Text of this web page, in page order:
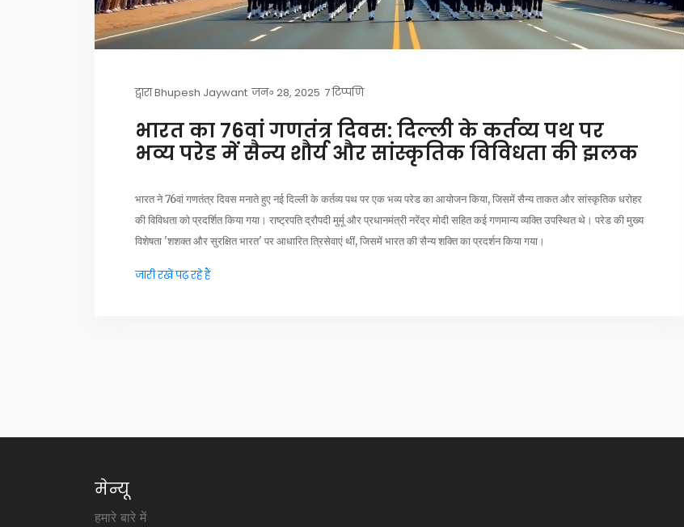
द्वाराBhupesh Jaywant जन॰ 28, 2025 7 टिप्पणि
भारत का 76वां गणतंत्र दिवस: दिल्ली के कर्तव्य पथ पर
भव्य परेड में सैन्य शौर्य और सांस्कृतिक विविधता की झलक
भारत ने 76वां गणतंत्र दिवस मनाते हुए नई दिल्ली के कर्तव्य पथ पर एक भव्य परेड का आयोजन किया, जिसमें सैन्य ताकत और सांस्कृतिक धरोहर
की विविधता को प्रदर्शित किया गया। राष्ट्रपति द्रौपदी मुर्मू और प्रधानमंत्री नरेंद्र मोदी सहित कई गणमान्य व्यक्ति उपस्थित थे। परेड की मुख्य
विशेषता 'शशक्त और सुरक्षित भारत' पर आधारित त्रिसेवाएं थीं, जिसमें भारत की सैन्य शक्ति का प्रदर्शन किया गया।
जारी रखें पढ़ रहे हैं
मेन्यू
हमारे बारे में